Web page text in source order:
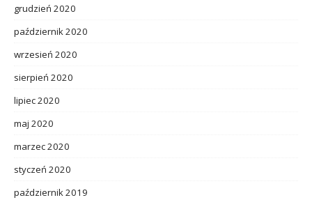
grudzień 2020
październik 2020
wrzesień 2020
sierpień 2020
lipiec 2020
maj 2020
marzec 2020
styczeń 2020
październik 2019